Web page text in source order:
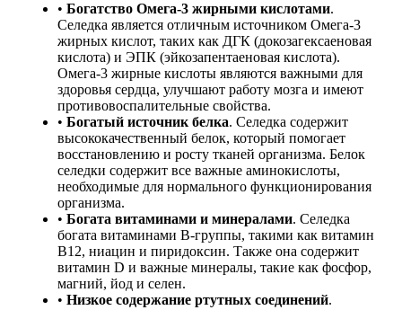
• Богатство Омега-3 жирными кислотами.
Селедка является отличным источником Омега-3
жирных кислот, таких как ДГК (докозагексаеновая
кислота) и ЭПК (эйкозапентаеновая кислота).
Омега-3 жирные кислоты являются важными для
здоровья сердца, улучшают работу мозга и имеют
противовоспалительные свойства.
• Богатый источник белка. Селедка содержит
высококачественный белок, который помогает
восстановлению и росту тканей организма. Белок
селедки содержит все важные аминокислоты,
необходимые для нормального функционирования
организма.
• Богата витаминами и минералами. Селедка
богата витаминами B-группы, такими как витамин
B12, ниацин и пиридоксин. Также она содержит
витамин D и важные минералы, такие как фосфор,
магний, йод и селен.
• Низкое содержание ртутных соединений.